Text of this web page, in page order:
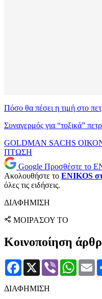
Πόσο θα πέσει η τιμή στο
Συναγερμός για “τοξικά”
GOLDMAN SACHS
ΠΤΩΣΗ
Google Προσθέστε το
Ακολουθήστε το ENIKOS
όλες τις ειδήσεις.
ΔΙΑΦΗΜΙΣΗ
ΜΟΙΡΑΣΟΥ ΤΟ
Κοινοποίηση
Facebook
X Viber
ΔΙΑΦΗΜΙΣΗ